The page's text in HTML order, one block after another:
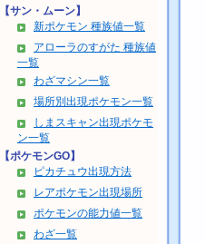
【サン・ムーン】
新ポケモン 種族値一覧
アローラのすがた 種族値
一覧
わざマシン一覧
場所別出現ポケモン一覧
しまスキャン出現ポケモ
ン一覧
【ポケモンGO】
ピカチュウ出現方法
レアポケモン出現場所
ポケモンの能力値一覧
わざ一覧